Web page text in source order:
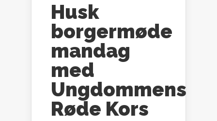
Husk
borgermøde
mandag
med
Ungdommens
Røde Kors